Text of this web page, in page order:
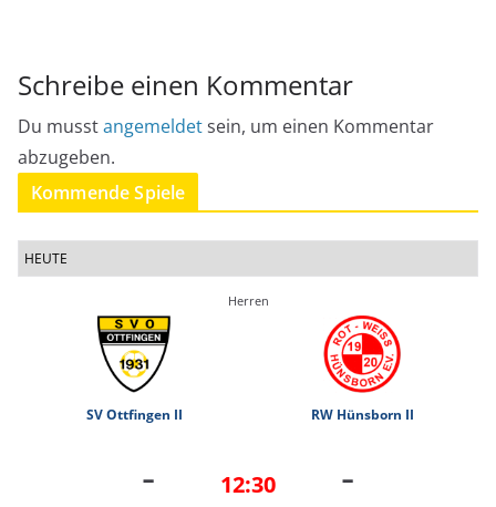
Schreibe einen Kommentar
Du musstangemeldetsein, um einen Kommentar
abzugeben.
Kommende Spiele
HEUTE
Herren
SV Ottfingen II RW Hünsborn II
- 12:30 -